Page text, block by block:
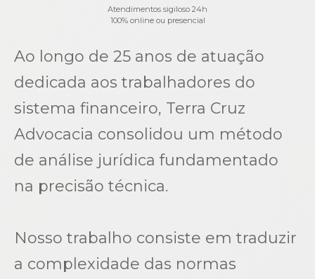
Atendimentos sigiloso 24h
100% online ou presencial
Ao longo de 25 anos de atuação
dedicada aos trabalhadores do
sistema financeiro, Terra Cruz
Advocacia consolidou um método
de análise jurídica fundamentado
na precisão técnica.
Nosso trabalho consiste em traduzir
a complexidade das normas